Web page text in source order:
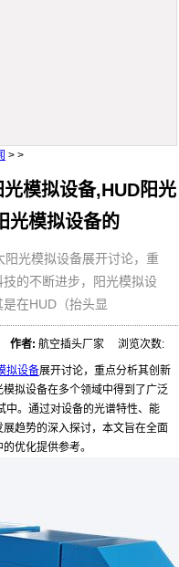
> >
模拟设备,HUD阳光
光模拟设备的
光模拟设备展开讨论，重
的不断进步，阳光模拟设
在HUD（抬头显
作者: 航空插头厂家 浏览次数:
拟设备展开讨论，重点分析其创新
拟设备在多个领域中得到了广泛
中。通过对设备的光谱特性、能
趋势的深入探讨，本文旨在全面
优化提供参考。